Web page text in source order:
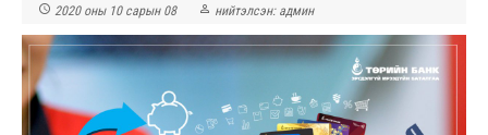
 2020 оны 10 сарын 08  нийтэлсэн: админ